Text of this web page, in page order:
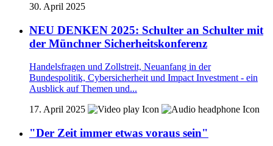
30. April 2025
NEU DENKEN 2025: Schulter an Schulter mit
der Münchner Sicherheitskonferenz
Handelsfragen und Zollstreit, Neuanfang in der
Bundespolitik, Cybersicherheit und Impact Investment - ein
Ausblick auf Themen und...
17. April 2025
"Der Zeit immer etwas voraus sein"